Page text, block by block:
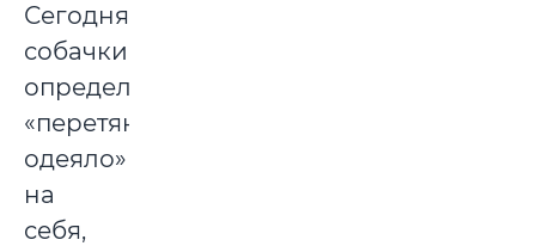
Сегодня
собачки
определенно
«перетянули
одеяло»
на
себя,